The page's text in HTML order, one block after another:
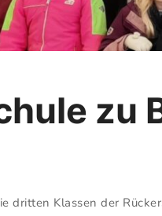
zu
dritten Klassen der